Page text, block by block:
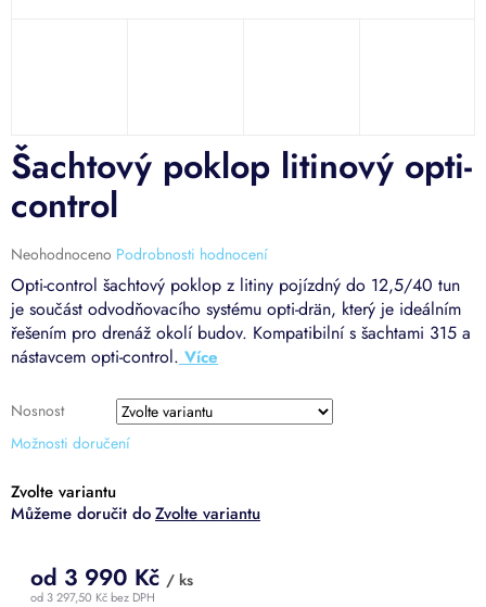
Nosnost
Možnosti doručení
Opti-control šachtový poklop z litiny pojízdný do 12,5/40 tun
je součást odvodňovacího systému opti-drän, který je ideálním
řešením pro drenáž okolí budov. Kompatibilní s šachtami 315 a
nástavcem opti-control.
Šachtový poklop litinový opti-
control
Průměrné
hodnocení
produktu
je
0,0
z
Neohodnoceno Podrobnosti hodnocení
Zvolte variantu
Zvolte variantu
od 3 990 Kč / ks
od3 297,50 Kčbez DPH